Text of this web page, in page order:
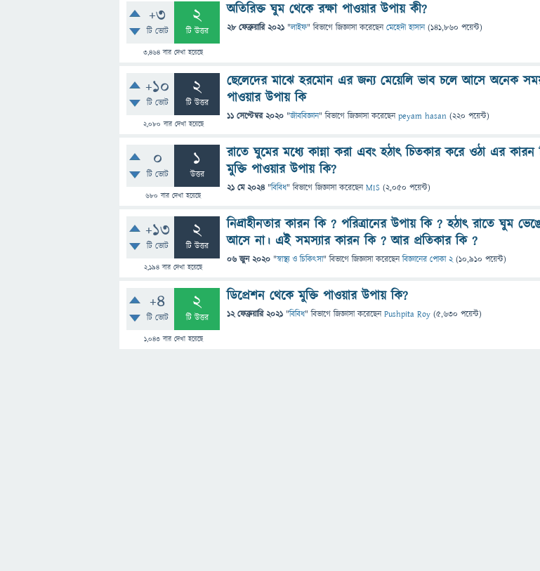
+3
টি ভোট
2
টি উত্তর
3,464 বার দেখা হয়েছে
অতিরিক্ত ঘুম থেকে রক্ষা পাওয়ার উপায় কী?
28 ফেব্রুয়ারি 2021 "লাইফ" বিভাগে জিজ্ঞাসাকরেছেনমেহেদী হাসান (141,860 পয়েন্ট)
+10
টি ভোট
2
টি উত্তর
2,080 বার দেখা হয়েছে
ছেলেদের মাঝে হরমোন এর জন্য মেয়েলি ভাব চলে আসে অনেক
পাওয়ার উপায় কি
11 সেপ্টেম্বর 2020 "জীববিজ্ঞান" বিভাগে জিজ্ঞাসাকরেছেনpeyam hasan (220 পয়েন্ট)
0
টি ভোট
1
উত্তর
680 বার দেখা হয়েছে
রাতে ঘুমের মধ্যে কান্না করা এবং হঠাৎ চিতকার করে ওঠা এর
মুক্তি পাওয়ার উপায় কি?
21 মে 2024 "বিবিধ" বিভাগে জিজ্ঞাসাকরেছেনMIS (2,050 পয়েন্ট)
+13
টি ভোট
2
টি উত্তর
2,194 বার দেখা হয়েছে
নিদ্রাহীনতার কারন কি ? পরিত্রানের উপায় কি ? হঠাৎ রাতে ঘুম
আসে না। এই সমস্যার কারন কি ? আর প্রতিকার কি ?
06 জুন 2020 "স্বাস্থ্য ও চিকিৎসা" বিভাগে জিজ্ঞাসাকরেছেনবিজ্ঞানের পোকা 2 (10,910 পয়েন্ট)
+4
টি ভোট
2
টি উত্তর
1,043বার দেখা হয়েছে
ডিপ্রেশন থেকে মুক্তি পাওয়ার উপায় কি?
12 ফেব্রুয়ারি 2021 "বিবিধ" বিভাগে জিজ্ঞাসাকরেছেনPushpita Roy (5,630 পয়েন্ট)